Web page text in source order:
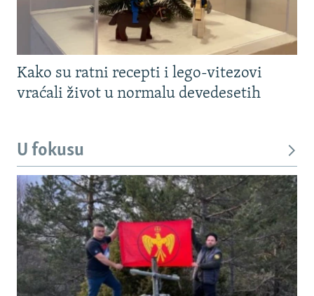
Kako su ratni recepti i lego-vitezovi
vraćali život u normalu devedesetih
U fokusu